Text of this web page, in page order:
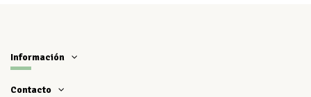
Información
Contacto